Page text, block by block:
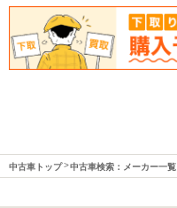
中古車トップ 中古車検索：メーカー一覧